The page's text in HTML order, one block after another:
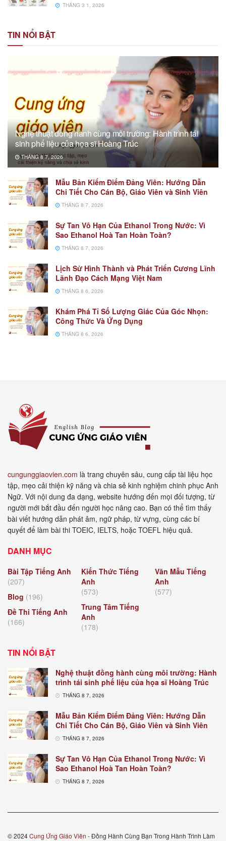
THÁNG 3 1, 2026
TIN NỔI BẬT
Nghệ thuật đồng hành cùng môi trường: Hành trình tái
sinh phế liệu của họa sĩ Hoàng Trúc
THÁNG 8 7, 2026
Mẫu Bản Kiểm Điểm Đảng Viên: Hướng Dẫn
Chi Tiết Cho Cán Bộ, Giáo Viên và Sinh Viên
THÁNG 8 7, 2026
Sự Tan Vô Hạn Của Ethanol Trong Nước: Vì
Sao Ethanol Hoà Tan Hoàn Toàn?
THÁNG 8 7, 2026
Lịch Sử Hình Thành và Phát Triển Cương Lĩnh
Lãnh Đạo Cách Mạng Việt Nam
THÁNG 8 6, 2026
Khám Phá Tỉ Số Lượng Giác Của Góc Nhọn:
Công Thức Và Ứng Dụng
THÁNG 8 6, 2026
cungunggiaovien.com là trang chuyên sâu, cung cấp tài liệu học
tập, mẹo cải thiện kỹ năng và chia sẻ kinh nghiệm chinh phục Anh
Ngữ. Với nội dung đa dạng, website hướng đến mọi đối tượng, từ
người mới bắt đầu đến người học nâng cao. Bạn có thể tìm thấy
bài viết hướng dẫn phát âm, ngữ pháp, từ vựng, cùng các bí
quyết để làm bài thi TOEIC, IELTS, hoặc TOEFL hiệu quả.
DANH MỤC
Bài Tập Tiếng Anh
(207)
Blog (196)
Đề Thi Tiếng Anh
(166)
Kiến Thức Tiếng
Anh
(573)
Trung Tâm Tiếng
Anh
(178)
Văn Mẫu Tiếng
Anh
(577)
TIN NỔI BẬT
Nghệ thuật đồng hành cùng môi trường: Hành
trình tái sinh phế liệu của họa sĩ Hoàng Trúc
THÁNG 8 7, 2026
Mẫu Bản Kiểm Điểm Đảng Viên: Hướng Dẫn
Chi Tiết Cho Cán Bộ, Giáo Viên và Sinh Viên
THÁNG 8 7, 2026
Sự Tan Vô Hạn Của Ethanol Trong Nước: Vì
Sao Ethanol Hoà Tan Hoàn Toàn?
THÁNG 8 7, 2026
© 2024Cung Ứng Giáo Viên - Đồng Hành Cùng Bạn Trong Hành Trình Làm